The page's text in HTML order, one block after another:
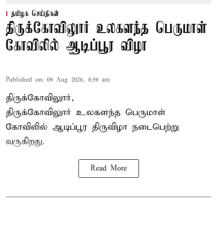
தமிழக செய்திகள்
திருக்கோவிலுார் உலகளந்த பெருமாள்
கோவிலில் ஆடிப்பூர விழா
Published on: 09 Aug 2026, 8:59 am
திருக்கோவிலுார்,
திருக்கோவிலுார் உலகளந்த பெருமாள்
கோவிலில் ஆடிப்பூர திருவிழா நடைபெற்று
வருகிறது.
Read More